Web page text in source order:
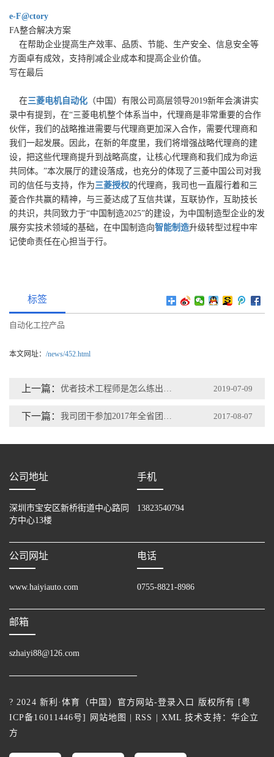
e-F@ctory
FA整合解决方案
在帮助企业提高生产效率、品质、节能、生产安全、信息安全等
方面卓有成效，支持削减企业成本和提高企业价值。
写在最后
在三菱电机自动化 （中国）有限公司高层领导2019新年会演讲实
录中有提到，在“三菱电机整个体系当中，代理商是非常重要的合作
伙伴，我们的战略推进需要与代理商更加深入合作，需要代理商和
我们一起发展。因此，在新的年度里，我们将增强战略代理商的建
设，把这些代理商提升到战略高度，让核心代理商和我们成为命运
共同体。”本次展厅的建设落成，也充分的体现了三菱中国公司对我
司的信任与支持，作为三菱授权的代理商，我司也一直履行着和三
菱合作共赢的精神，与三菱达成了互信共谋，互联协作，互助技长
的共识，共同致力于“中国制造2025”的建设，为中国制造型企业的发
展夯实技术领域的基础，在中国制造向智能制造升级转型过程中牢
记使命责任在心担当于行。
标签
自动化工控产品
本文网址： /news/452.html
上一篇： 2019-07-09
下一篇： 2017-08-07
公司地址
深圳市宝安区新桥街道中心路同
方中心13楼
手机
13823540794
公司网址
www.haiyiauto.com
电话
0755-8821-8986
邮箱
szhaiyi88@126.com
? 2024 新利·体育（中国）官方网站-登录入口 版权所有 [粤
ICP备16011446号] 网站地图 |RSS | XML 技术支持： 华企立
方